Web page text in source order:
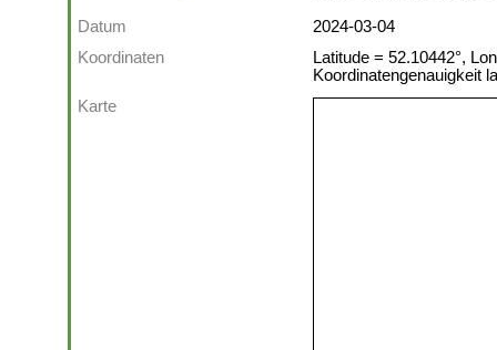
Datum
2024-03-04
Koordinaten
Latitude = 52.10442°,
Koordinatengenauigkeit
Karte